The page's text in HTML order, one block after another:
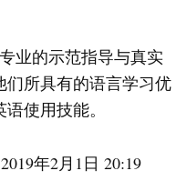
的示范指导与真实
们所具有的语言学习优
使用技能。
年2月1日 20:19